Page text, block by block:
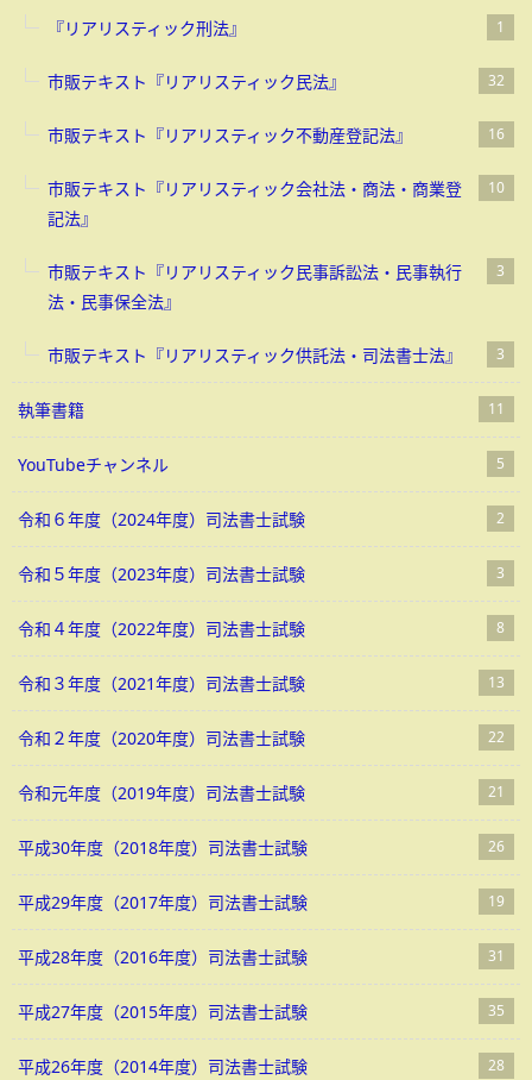
『リアリスティック刑法』 1
市販テキスト『リアリスティック民法』 32
市販テキスト『リアリスティック不動産登記法』 16
市販テキスト『リアリスティック会社法・商法・商業登
記法』
10
市販テキスト『リアリスティック民事訴訟法・民事執行
法・民事保全法』
3
市販テキスト『リアリスティック供託法・司法書士法』 3
執筆書籍 11
YouTubeチャンネル 5
令和６年度（2024年度）司法書士試験 2
令和５年度（2023年度）司法書士試験 3
令和４年度（2022年度）司法書士試験 8
令和３年度（2021年度）司法書士試験 13
令和２年度（2020年度）司法書士試験 22
令和元年度（2019年度）司法書士試験 21
平成30年度（2018年度）司法書士試験 26
平成29年度（2017年度）司法書士試験 19
平成28年度（2016年度）司法書士試験 31
平成27年度（2015年度）司法書士試験 35
平成26年度（2014年度）司法書士試験 28